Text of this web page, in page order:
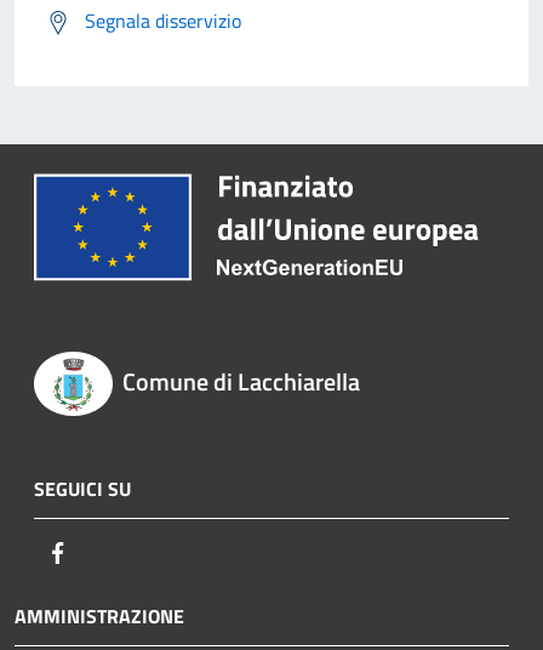
Segnala disservizio
Comune di Lacchiarella
SEGUICI SU
AMMINISTRAZIONE